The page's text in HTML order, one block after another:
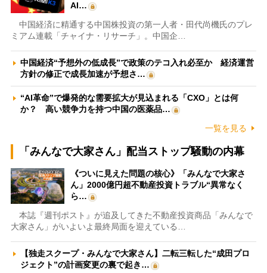
AI…
中国経済に精通する中国株投資の第一人者・田代尚機氏のプレ
ミアム連載「チャイナ・リサーチ」。中国企…
中国経済“予想外の低成長”で政策のテコ入れ必至か 経済運営
方針の修正で成長加速が予想さ…
“AI革命”で爆発的な需要拡大が見込まれる「CXO」とは何
か？ 高い競争力を持つ中国の医薬品…
一覧を見る
「みんなで大家さん」配当ストップ騒動の内幕
《ついに見えた問題の核心》「みんなで大家さ
ん」2000億円超不動産投資トラブル“異常なく
ら…
本誌『週刊ポスト』が追及してきた不動産投資商品「みんなで
大家さん」がいよいよ最終局面を迎えている…
【独走スクープ・みんなで大家さん】二転三転した“成田プロ
ジェクト”の計画変更の裏で起き…